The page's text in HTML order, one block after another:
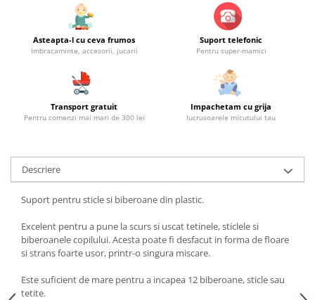
Asteapta-l cu ceva frumos
Imbracaminte, accesorii, jucarii
Suport telefonic
Pentru super-mamici
Transport gratuit
Pentru comenzi mai mari de 300 lei
Impachetam cu grija
lucrusoarele micutului tau
Descriere
Suport pentru sticle si biberoane din plastic.
Excelent pentru a pune la scurs si uscat tetinele, sticlele si
biberoanele copilului. Acesta poate fi desfacut in forma de floare
si strans foarte usor, printr-o singura miscare.
Este suficient de mare pentru a incapea 12 biberoane, sticle sau
tetite.